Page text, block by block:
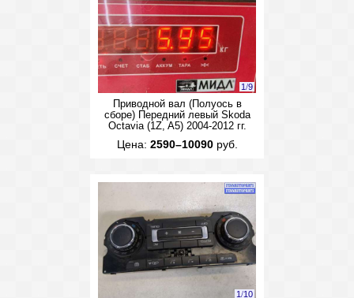
1/9
Приводной вал (Полуось в
сборе) Передний левый Skoda
Octavia (1Z, A5) 2004-2012 гг.
Цена: 2590–10090руб.
1/10